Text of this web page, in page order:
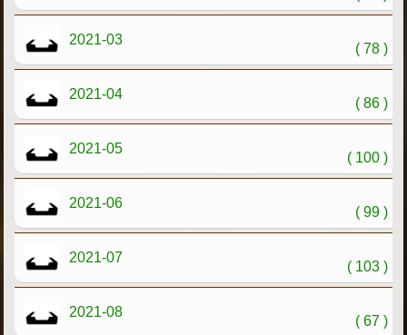
2021-03
( 78 )
2021-04
( 86 )
2021-05
( 100 )
2021-06
( 99 )
2021-07
( 103 )
2021-08
( 67 )